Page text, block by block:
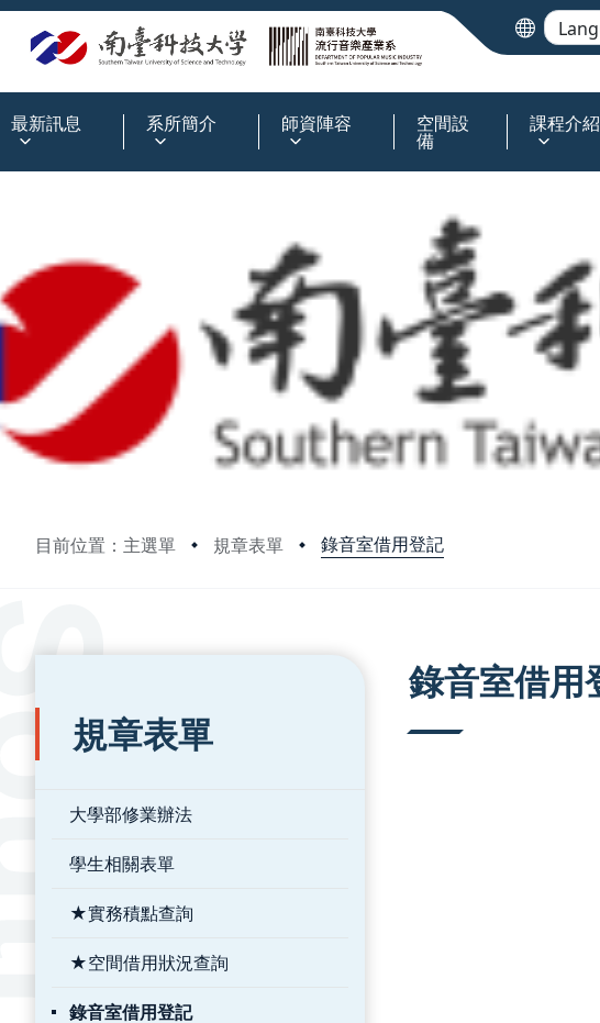
最新訊息 系所簡介 師資陣容 空間設
備
課程介紹
目前位置：主選單 規章表單 錄音室借用登記
:::
規章表單
大學部修業辦法
學生相關表單
★實務積點查詢
★空間借用狀況查詢
錄音室借用登記
錄音室借用